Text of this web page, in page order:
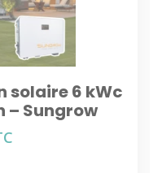
solaire 6 kWc
– Sungrow